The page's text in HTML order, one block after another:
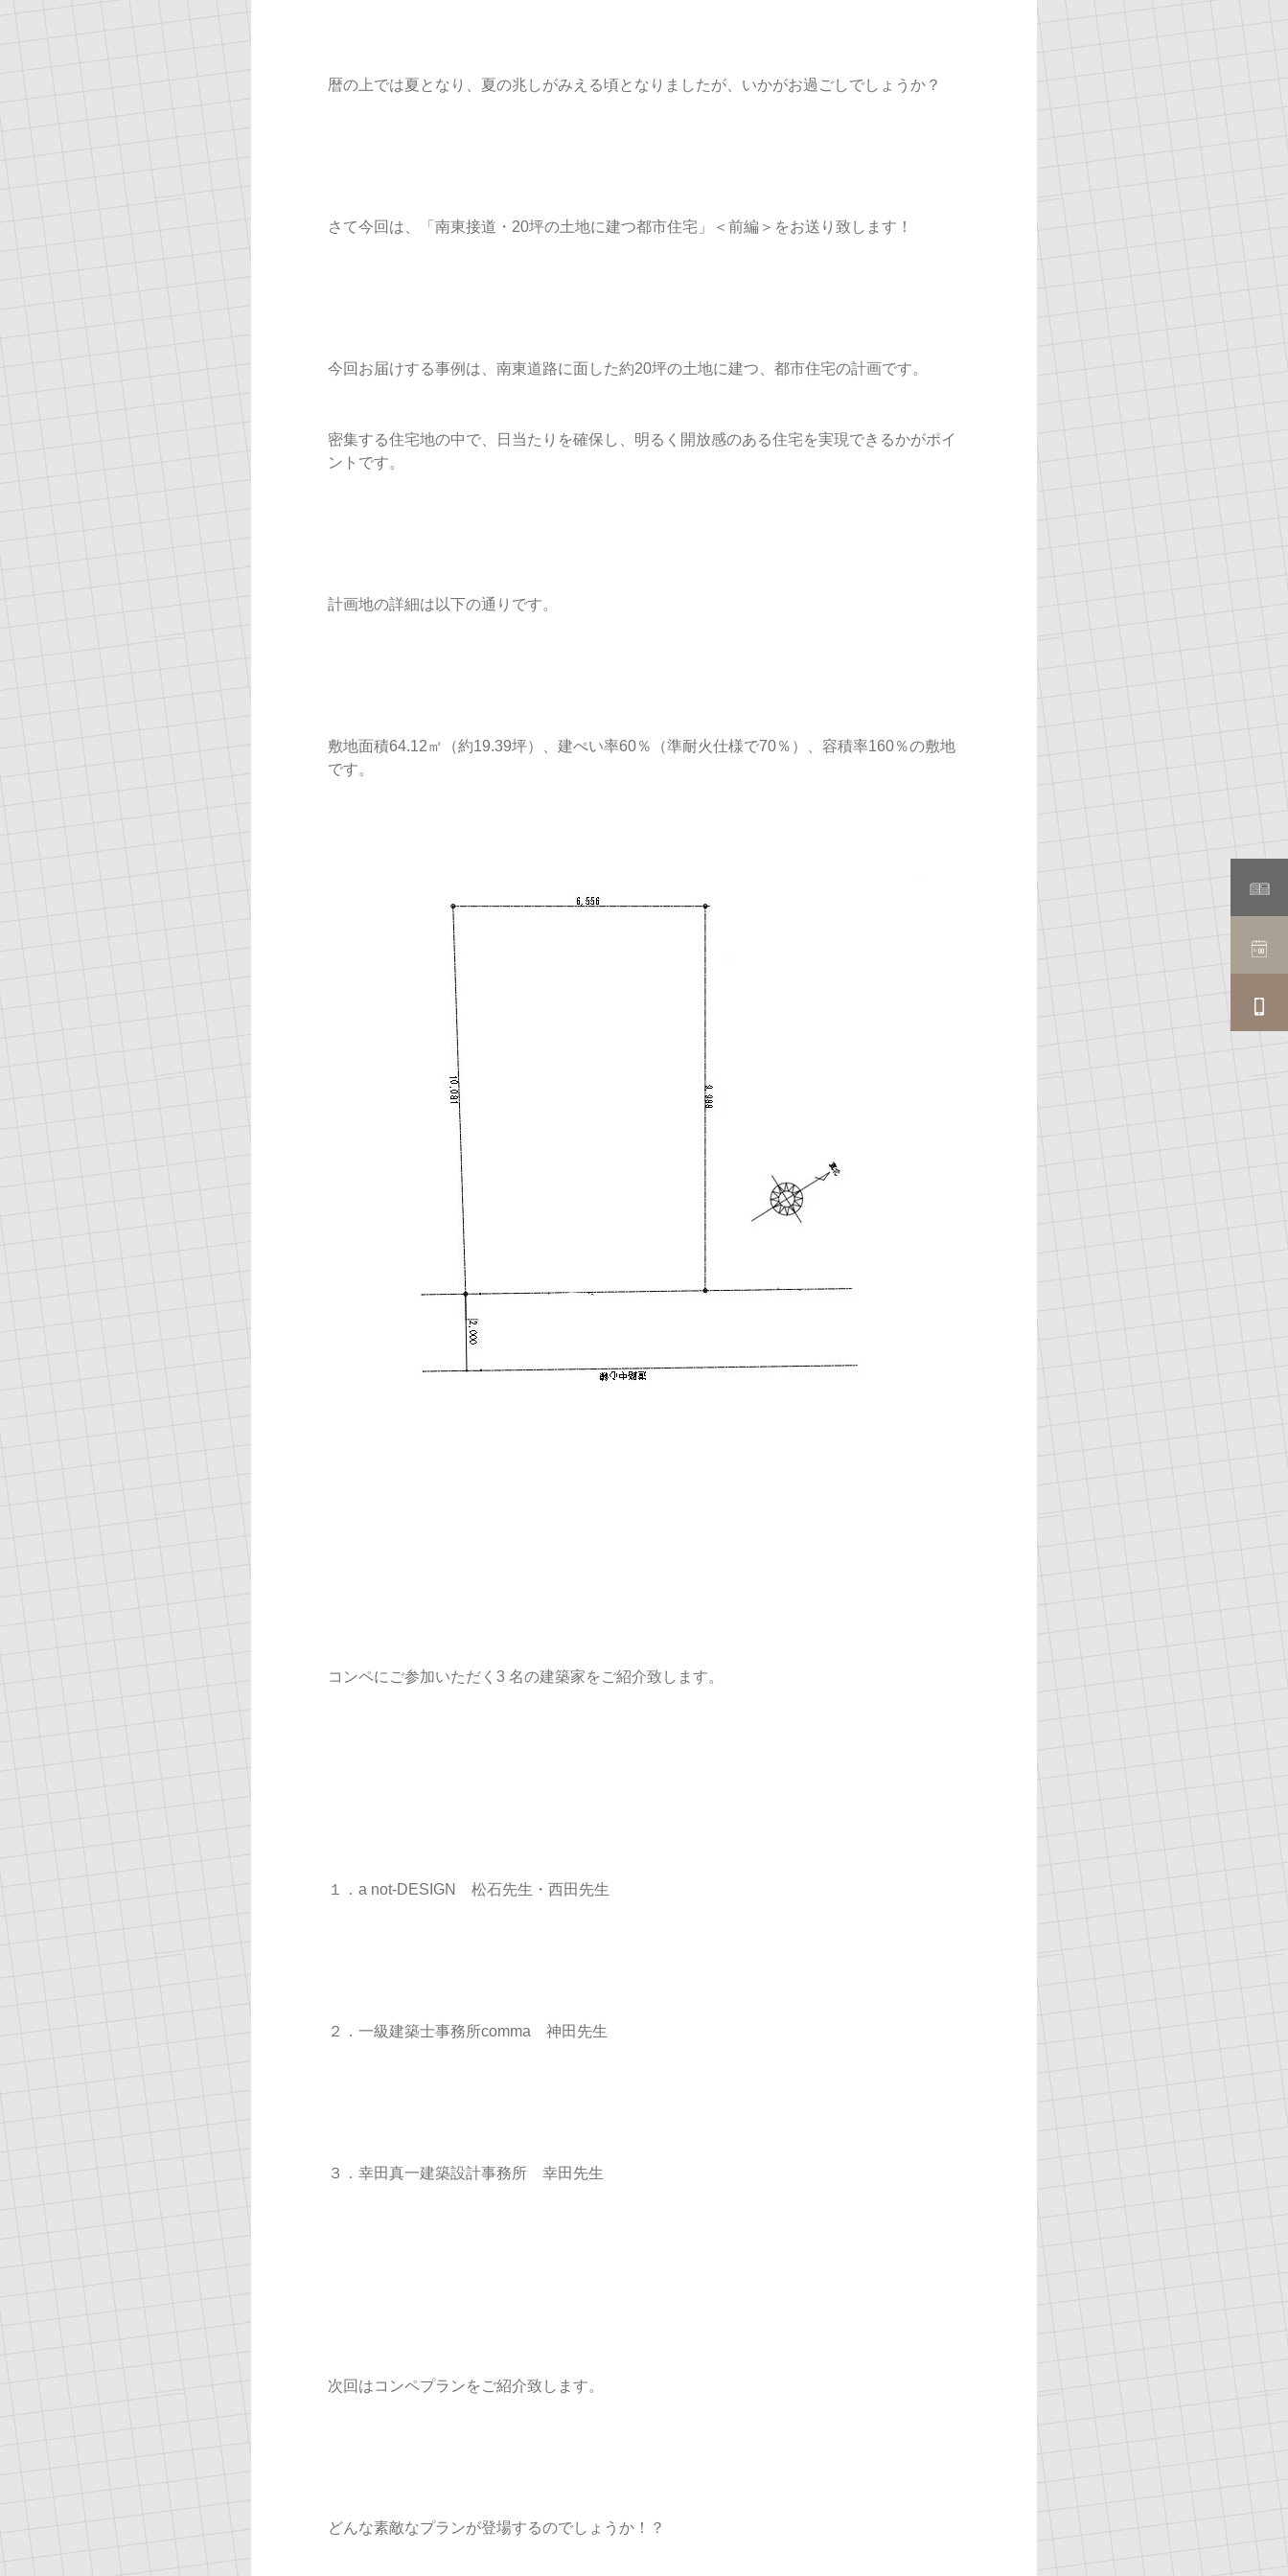
暦の上では夏となり、夏の兆しがみえる頃となりましたが、いかがお過ごしでしょうか？
さて今回は、「南東接道・20坪の土地に建つ都市住宅」＜前編＞をお送り致します！
今回お届けする事例は、南東道路に面した約20坪の土地に建つ、都市住宅の計画です。
密集する住宅地の中で、日当たりを確保し、明るく開放感のある住宅を実現できるかがポイ
ントです。
計画地の詳細は以下の通りです。
敷地面積64.12㎡（約19.39坪）、建ぺい率60％（準耐火仕様で70％）、容積率160％の敷地
です。
コンペにご参加いただく3 名の建築家をご紹介致します。
１．a not-DESIGN 松石先生・西田先生
２．一級建築士事務所comma 神田先生
３．幸田真一建築設計事務所 幸田先生
次回はコンペプランをご紹介致します。
どんな素敵なプランが登場するのでしょうか！？